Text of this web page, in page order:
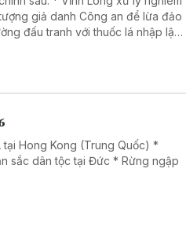
giả danh Công an để lừa đảo
Hong Kong (Trung Quốc) *
sắc dân tộc tại Đức * Rừng ngập